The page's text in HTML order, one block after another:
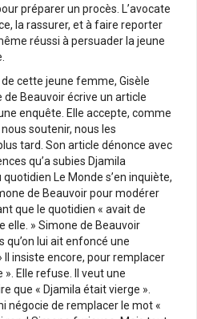
préparer un procès. L’avocate
la rassurer, et à faire reporter
réussi à persuader la jeune
cette jeune femme, Gisèle
de Beauvoir écrive un article
enquête. Elle accepte, comme
soutenir, nous les
tard. Son article dénonce avec
qu’a subies Djamila
Le Monde s’en inquiète,
de Beauvoir pour modérer
que le quotidien « avait de
elle. » Simone de Beauvoir
qu’on lui ait enfoncé une
Il insiste encore, pour remplacer
». Elle refuse. Il veut une
que « Djamila était vierge ».
négocie de remplacer le mot «